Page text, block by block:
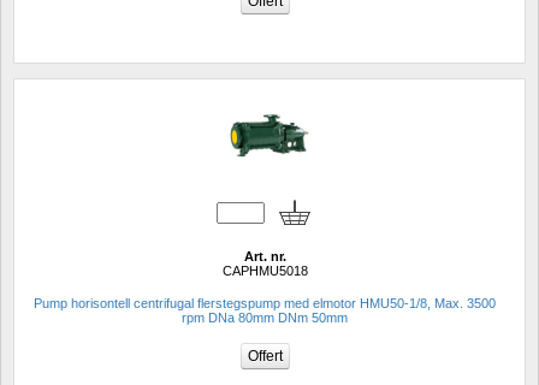
Art. nr.
CAPHMU5018
Pump horisontell centrifugal flerstegspump med elmotor HMU50-1/8, Max. 3500
rpm DNa 80mm DNm 50mm